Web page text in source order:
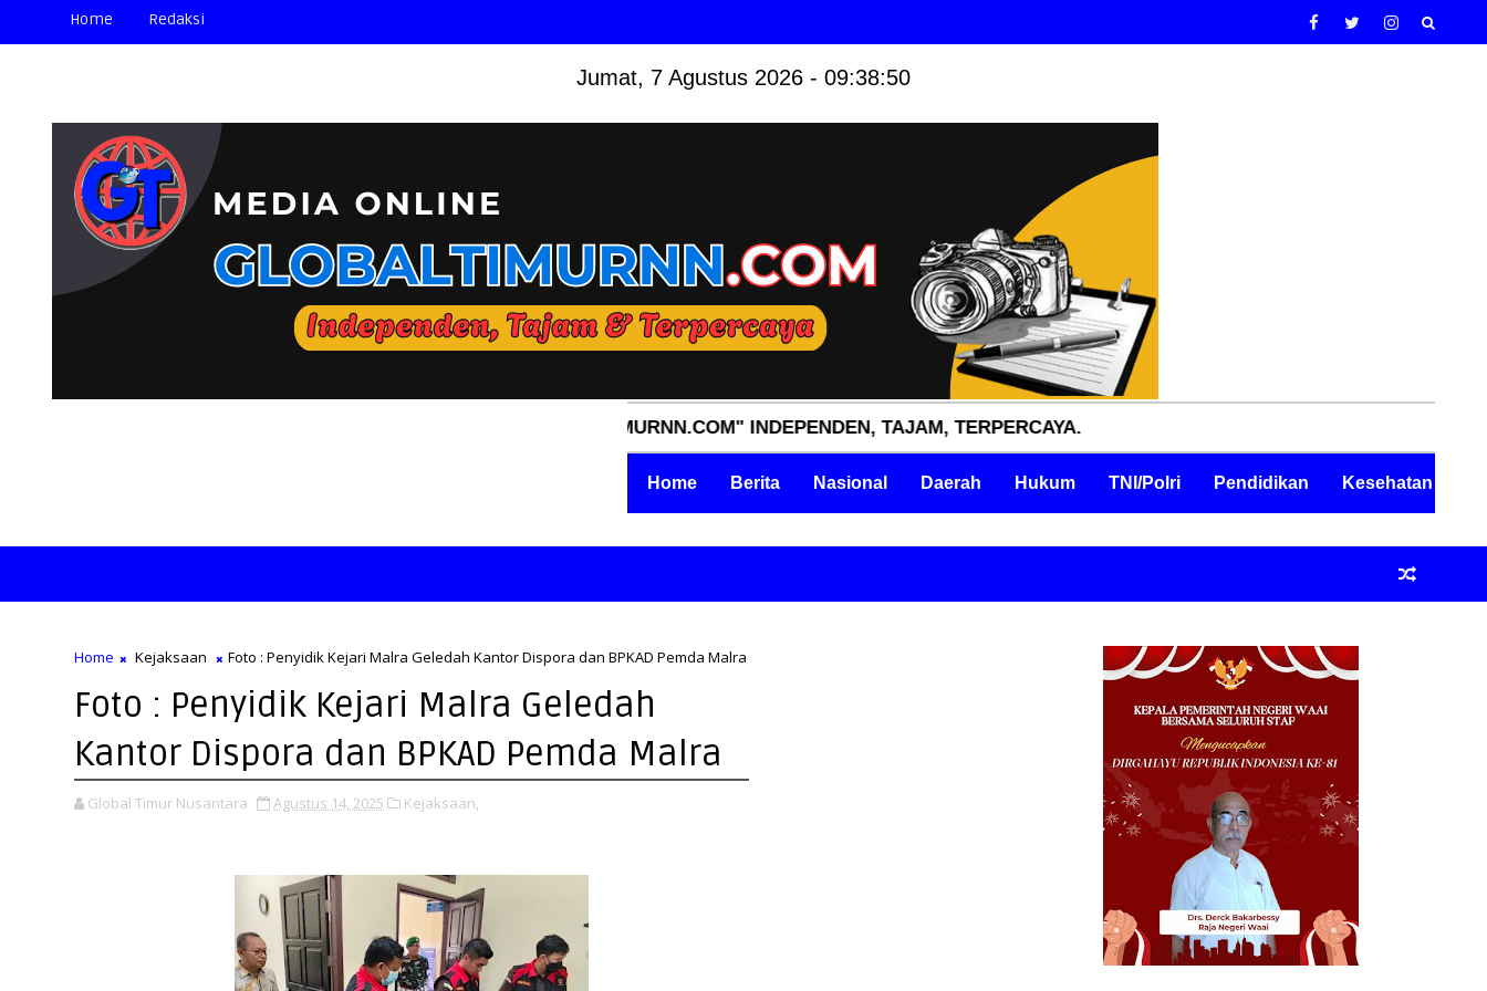
Home Redaksi
Jumat, 7 Agustus 2026 - 09:38:52
📢 SELAMAT DATANG DI MEDIA ONLINE "GLOBALTIMURNN.COM" INDEPENDEN, TAJAM, TERPERCAYA.
Home Berita Nasional Daerah Hukum TNI/Polri Pendidikan Kesehatan
Home Kejaksaan Foto : Penyidik Kejari Malra Geledah Kantor Dispora dan BPKAD Pemda Malra
Foto : Penyidik Kejari Malra Geledah
Kantor Dispora dan BPKAD Pemda Malra
Global Timur Nusantara Agustus 14, 2025 Kejaksaan,